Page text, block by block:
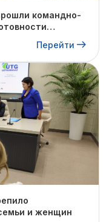
командно-
Перейти
и женщин